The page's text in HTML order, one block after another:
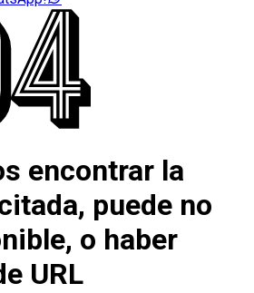
encontrar la
puede no
o haber
URL